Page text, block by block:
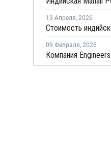
13 Апреля, 2026
09 Февраля, 2026